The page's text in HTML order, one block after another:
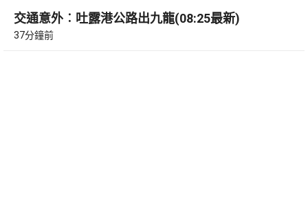
交通意外︰吐露港公路出九龍(08:25最新)
37分鐘前